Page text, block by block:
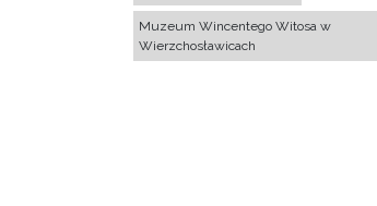
Muzeum Wincentego Witosa w
Wierzchosławicach